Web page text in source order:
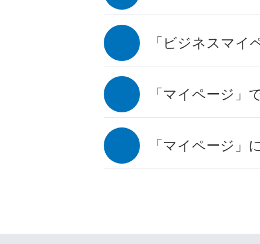
「ビジネスマイ
「マイページ」
「マイページ」